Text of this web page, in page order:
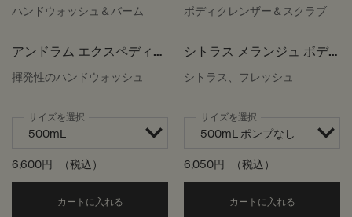
ハンドウォッシュ＆バーム
アンドラム エクスペディエ
ント ハンドジェル
揮発性のハンドウォッシュ
サイズを選択
6,600円 （税込）
カートに入れる Add the アンドラム エクスペディエント ハ
ボディクレンザー＆スクラブ
シトラス メランジュ ボデ
ィクレンザー
シトラス、フレッシュ
サイズを選択
6,050円 （税込）
カートに入れる